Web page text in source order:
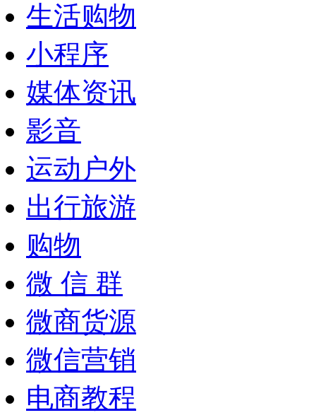
生活购物
小程序
媒体资讯
影音
运动户外
出行旅游
购物
微 信 群
微商货源
微信营销
电商教程